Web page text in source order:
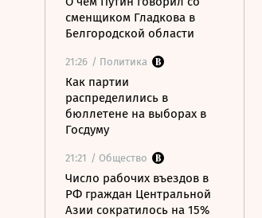
сменщиком Гладкова в
Белгородской области
21:26 / Политика
Как партии
распределились в
бюллетене на выборах в
Госдуму
21:21 / Общество
Число рабочих въездов в
РФ граждан Центральной
Азии сократилось на 15%